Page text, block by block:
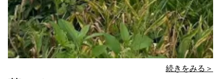
続きをみる＞